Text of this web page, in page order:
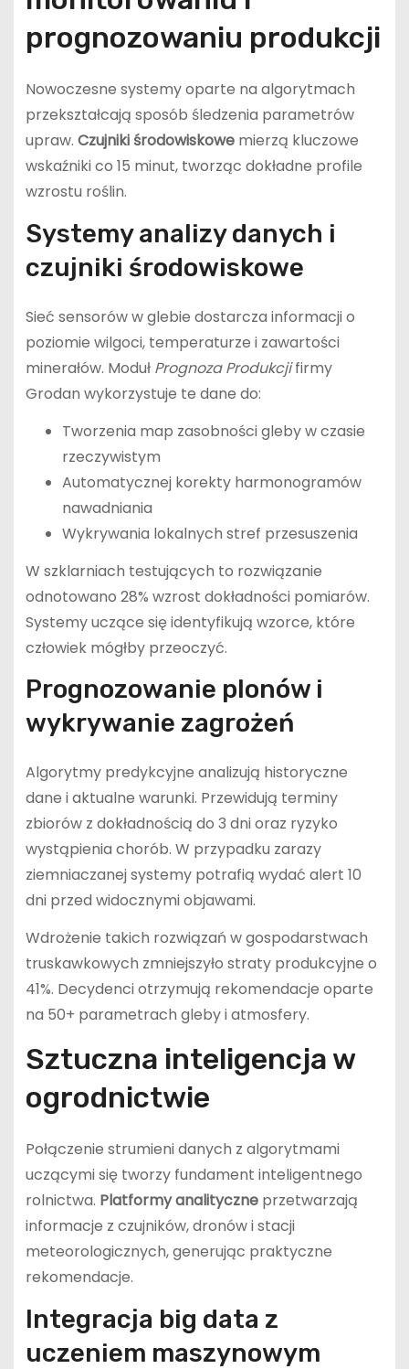
prognozowaniu produkcji
Nowoczesne systemy oparte na algorytmach
przekształcają sposób śledzenia parametrów
upraw. Czujniki środowiskowemierzą kluczowe
wskaźniki co 15 minut, tworząc dokładne profile
wzrostu roślin.
Systemy analizy danych i
czujniki środowiskowe
Sieć sensorów w glebie dostarcza informacji o
poziomie wilgoci, temperaturze i zawartości
minerałów. Moduł Prognoza Produkcjifirmy
Grodan wykorzystuje te dane do:
Tworzenia map zasobności gleby w czasie
rzeczywistym
Automatycznej korekty harmonogramów
nawadniania
Wykrywania lokalnych stref przesuszenia
W szklarniach testujących to rozwiązanie
odnotowano 28% wzrost dokładności pomiarów.
Systemy uczące się identyfikują wzorce, które
człowiek mógłby przeoczyć.
Prognozowanie plonów i
wykrywanie zagrożeń
Algorytmy predykcyjne analizują historyczne
dane i aktualne warunki. Przewidują terminy
zbiorów z dokładnością do 3 dni oraz ryzyko
wystąpienia chorób. W przypadku zarazy
ziemniaczanej systemy potrafią wydać alert 10
dni przed widocznymi objawami.
Wdrożenie takich rozwiązań w gospodarstwach
truskawkowych zmniejszyło straty produkcyjne o
41%. Decydenci otrzymują rekomendacje oparte
na 50+ parametrach gleby i atmosfery.
Sztuczna inteligencja w
ogrodnictwie
Połączenie strumieni danych z algorytmami
uczącymi się tworzy fundament inteligentnego
rolnictwa. Platformy analityczneprzetwarzają
informacje z czujników, dronów i stacji
meteorologicznych, generując praktyczne
rekomendacje.
Integracja big data z
uczeniem maszynowym